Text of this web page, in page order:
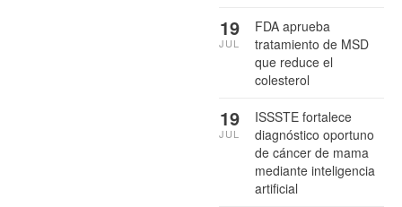
FDA aprueba
tratamiento de MSD
que reduce el
colesterol
19
JUL
ISSSTE fortalece
diagnóstico oportuno
de cáncer de mama
mediante inteligencia
artificial
19
JUL